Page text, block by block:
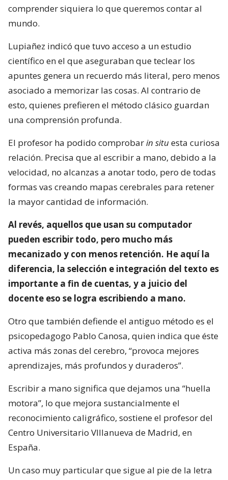
comprender siquiera lo que queremos contar al
mundo.
Lupiañez indicó que tuvo acceso a un estudio
científico en el que aseguraban que teclear los
apuntes genera un recuerdo más literal, pero menos
asociado a memorizar las cosas. Al contrario de
esto, quienes prefieren el método clásico guardan
una comprensión profunda.
El profesor ha podido comprobarin situesta curiosa
relación. Precisa que al escribir a mano, debido a la
velocidad, no alcanzas a anotar todo, pero de todas
formas vas creando mapas cerebrales para retener
la mayor cantidad de información.
Al revés, aquellos que usan su computador
pueden escribir todo, pero mucho más
mecanizado y con menos retención. He aquí la
diferencia, la selección e integración del texto es
importante a fin de cuentas, y a juicio del
docente eso se logra escribiendo a mano.
Otro que también defiende el antiguo método es el
psicopedagogo Pablo Canosa, quien indica que éste
activa más zonas del cerebro, “provoca mejores
aprendizajes, más profundos y duraderos”.
Escribir a mano significa que dejamos una “huella
motora”, lo que mejora sustancialmente el
reconocimiento caligráfico, sostiene el profesor del
Centro Universitario VIllanueva de Madrid, en
España.
Un caso muy particular que sigue al pie de la letra